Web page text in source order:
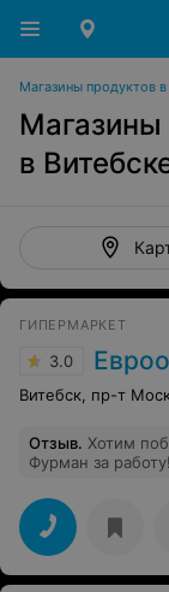
Магазины продуктов
Магазины
в
ГИПЕРМАРКЕТ
3.0
Витебск, пр-т
Отзыв. Хотим
Фурман за
полное
дела!
выдержки,